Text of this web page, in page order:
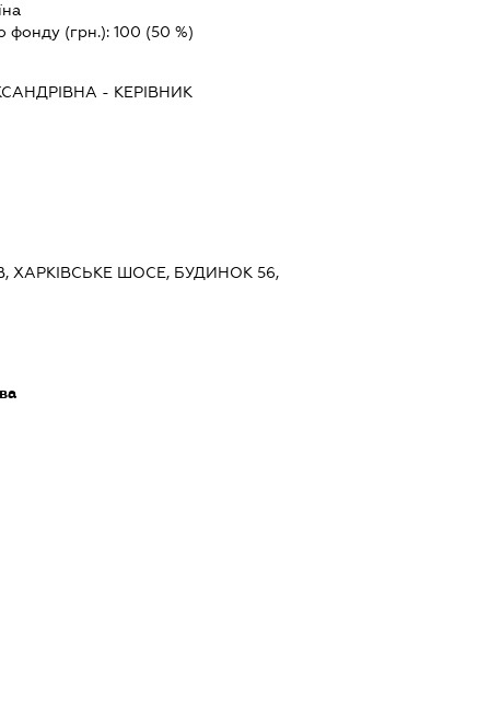
фонду (грн.): 100 (50 %)
- КЕРІВНИК
ХАРКІВСЬКЕ ШОСЕ, БУДИНОК 56,